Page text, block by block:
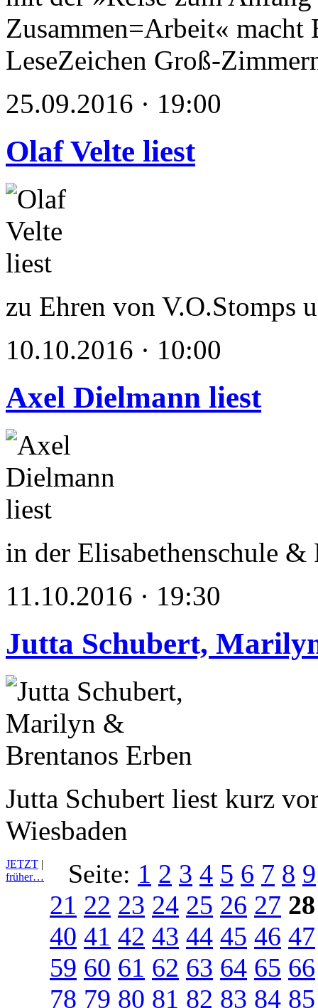
Zusammen=Arbeit« macht
LeseZeichen Groß-
25.09.2016 · 19:00
Olaf Velte liest
zu Ehren von V.O.Stomps
10.10.2016 · 10:00
Axel Dielmann liest
in der Elisabethenschule
11.10.2016 · 19:30
Jutta Schubert,
Jutta Schubert liest kurz
Wiesbaden
JETZT |
früher…
Seite: 1 2 3 4 5 6 7 8 9
21 22 23 24 25 26 27 28
40 41 42 43 44 45 46 47
59 60 61 62 63 64 65 66
78 79 80 81 82 83 84 85